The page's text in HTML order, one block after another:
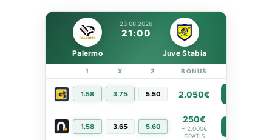
23.08.2026
21:00
Palermo Juve Stabia
1 X 2 BONUS
1.58 3.75 5.50 2.050€
1.58 3.65 5.60
250€
+ 2.000€
GRATIS